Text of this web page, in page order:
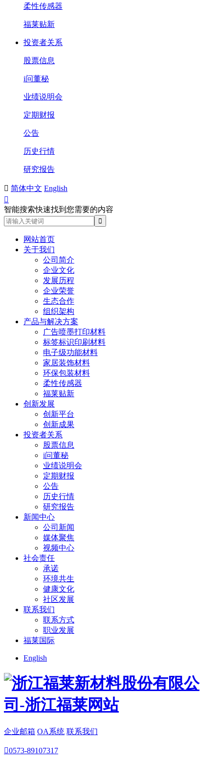
柔性传感器
福莱贴新
投资者关系
股票信息
i问董秘
业绩说明会
定期财报
公告
历史行情
研究报告
 简体中文 English

智能搜索快速找到您需要的内容
网站首页
关于我们
公司简介
企业文化
发展历程
企业荣誉
生态合作
组织架构
产品与解决方案
广告喷墨打印材料
标签标识印刷材料
电子级功能材料
家居装饰材料
环保包装材料
柔性传感器
福莱贴新
创新发展
创新平台
创新成果
投资者关系
股票信息
i问董秘
业绩说明会
定期财报
公告
历史行情
研究报告
新闻中心
公司新闻
媒体聚焦
视频中心
社会责任
承诺
环境共生
健康文化
社区发展
联系我们
联系方式
职业发展
福莱国际
English
企业邮箱 OA系统 联系我们
0573-89107317